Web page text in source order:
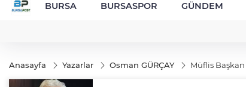
BURSA BURSASPOR GÜNDEM
Anasayfa Yazarlar Osman GÜRÇAY Müflis